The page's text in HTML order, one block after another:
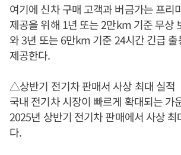
여기에 신차 구매 고객과 버금가는 프리
제공을 위해 1년 또는 2만km 기준 무상
와 3년 또는 6만km 기준 24시간 긴급
제공한다.
△상반기 전기차 판매서 사상 최대 실적
국내 전기차 시장이 빠르게 확대되는 가
2025년 상반기 전기차 판매에서 사상 최
다.